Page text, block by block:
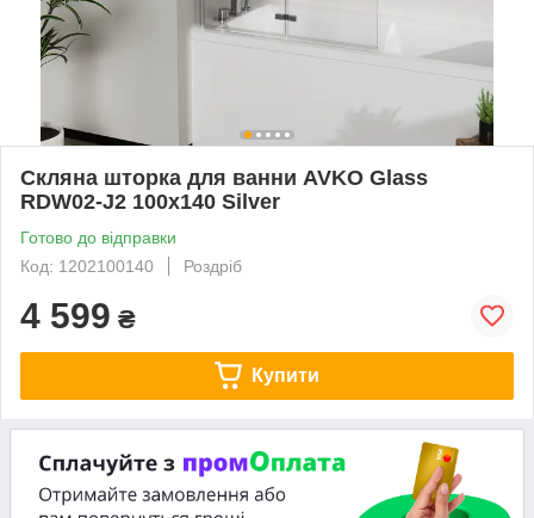
Скляна шторка для ванни AVKO Glass
RDW02-J2 100x140 Silver
Готово до відправки
Код: 1202100140
Роздріб
4 599 ₴
Купити